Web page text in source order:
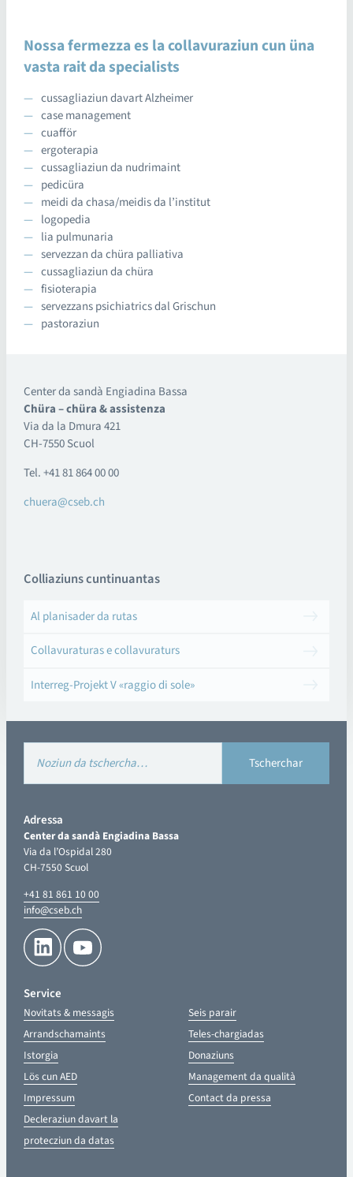
Nossa fermezza es la collavuraziun cun üna
vasta rait da specialists
cussagliaziun davart Alzheimer
case management
cuafför
ergoterapia
cussagliaziun da nudrimaint
pedicüra
meidi da chasa/meidis da l’institut
logopedia
lia pulmunaria
servezzan da chüra palliativa
cussagliaziun da chüra
fisioterapia
servezzans psichiatrics dal Grischun
pastoraziun
Center da sandà Engiadina Bassa
Chüra – chüra & assistenza
Via da la Dmura 421
CH-7550 Scuol
Tel. +41 81 864 00 00
chuera@cseb.ch
Colliaziuns cuntinuantas
Al planisader da rutas
Collavuraturas e collavuraturs
Interreg-Projekt V «raggio di sole»
Adressa
Center da sandà Engiadina Bassa
Via da l’Ospidal 280
CH-7550 Scuol
+41 81 861 10 00
info@cseb.ch
Service
Novitats & messagis
Arrandschamaints
Istorgia
Lös cun AED
Impressum
Decleraziun davart la
protecziun da datas
Seis parair
Teles-chargiadas
Donaziuns
Management da qualità
Contact da pressa